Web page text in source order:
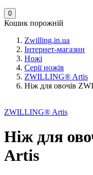
0
Кошик порожній
Zwilling.in.ua
Інтернет-магазин
Ножі
Серії ножів
ZWILLING® Artis
Ніж для овочів
ZWILLING® Artis
Ніж для
Artis